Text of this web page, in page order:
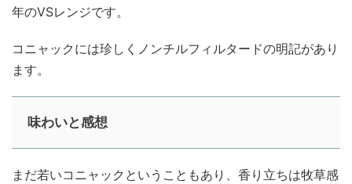
年のVSレンジです。
コニャックには珍しくノンチルフィルタードの明記があり
ます。
味わいと感想
まだ若いコニャックということもあり、香り立ちは牧草感